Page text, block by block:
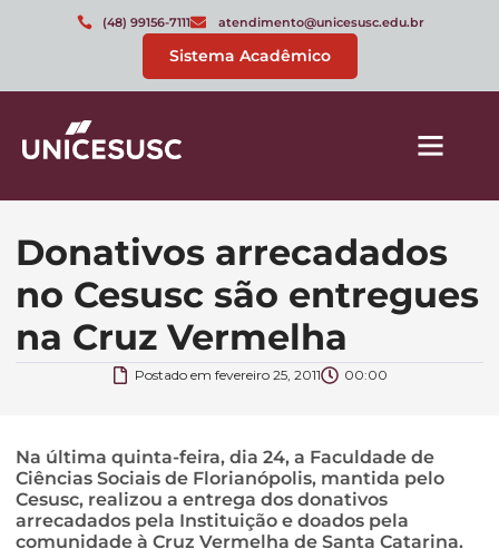
(48) 99156-7111 atendimento@unicesusc.edu.br
Sistema Acadêmico
Donativos arrecadados
no Cesusc são entregues
na Cruz Vermelha
Postado em fevereiro 25, 2011 00:00
Na última quinta-feira, dia 24, a Faculdade de
Ciências Sociais de Florianópolis, mantida pelo
Cesusc, realizou a entrega dos donativos
arrecadados pela Instituição e doados pela
comunidade à Cruz Vermelha de Santa Catarina.